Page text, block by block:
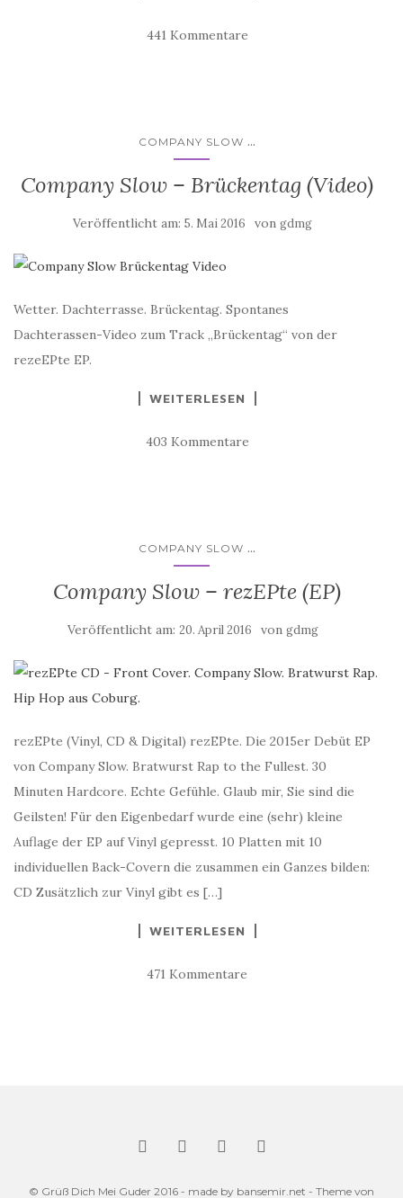
441 Kommentare
COMPANY SLOW ...
Company Slow – Brückentag (Video)
Veröffentlicht am: 5. Mai 2016 von gdmg
Wetter. Dachterrasse. Brückentag. Spontanes
Dachterassen-Video zum Track „Brückentag“ von der
rezeEPte EP.
WEITERLESEN
403 Kommentare
COMPANY SLOW ...
Company Slow – rezEPte (EP)
Veröffentlicht am: 20. April 2016 von gdmg
rezEPte (Vinyl, CD & Digital) rezEPte. Die 2015er Debüt EP
von Company Slow. Bratwurst Rap to the Fullest. 30
Minuten Hardcore. Echte Gefühle. Glaub mir, Sie sind die
Geilsten! Für den Eigenbedarf wurde eine (sehr) kleine
Auflage der EP auf Vinyl gepresst. 10 Platten mit 10
individuellen Back-Covern die zusammen ein Ganzes bilden:
CD Zusätzlich zur Vinyl gibt es […]
WEITERLESEN
471 Kommentare
© Grüß Dich Mei Guder 2016 - made by bansemir.net - Theme von